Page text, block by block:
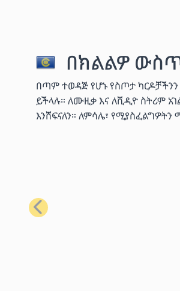
በክልልዎ
በጣም ተወዳጅ የሆኑ የስጦታ ካርዶቻችንን
ይችላሉ። ለሙዚቃ እና ለቪዲዮ ስትሪም
እንሸፍናለን። ለምሳሌ፣
ቀዳሚ